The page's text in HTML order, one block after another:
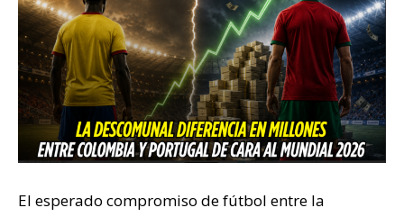
El esperado compromiso de fútbol entre la